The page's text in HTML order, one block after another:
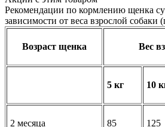
Рекомендации по кормлению щенка
зависимости от веса взрослой собаки
Возраст щенка Вес
5 кг 10
2 месяца 85 125